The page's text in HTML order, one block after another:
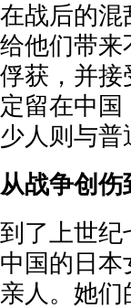
在战后的混
给他们带来
俘获，并接
定留在中
少人则与普
从战争创
到了上世纪
中国的日
亲人。她